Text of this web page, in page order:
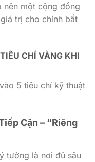
nên một cộng đồng
trị cho chính bất
CHÍ VÀNG KHI
5 tiêu chí kỹ thuật
Cận – “Riêng
tưởng là nơi đủ sâu